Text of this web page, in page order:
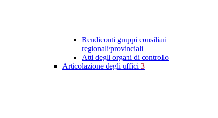
Rendiconti gruppi consiliari
regionali/provinciali
Atti degli organi di controllo
Articolazione degli uffici 3